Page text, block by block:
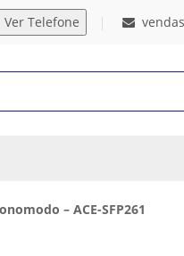
– ACE-SFP261